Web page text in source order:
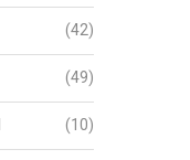
(42)
(49)
(10)